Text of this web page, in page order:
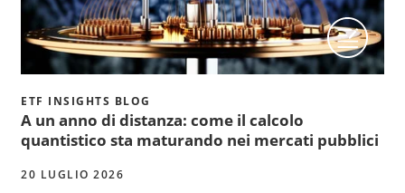
ETF INSIGHTS BLOG
A un anno di distanza: come il calcolo
quantistico sta maturando nei mercati pubblici
20 LUGLIO 2026